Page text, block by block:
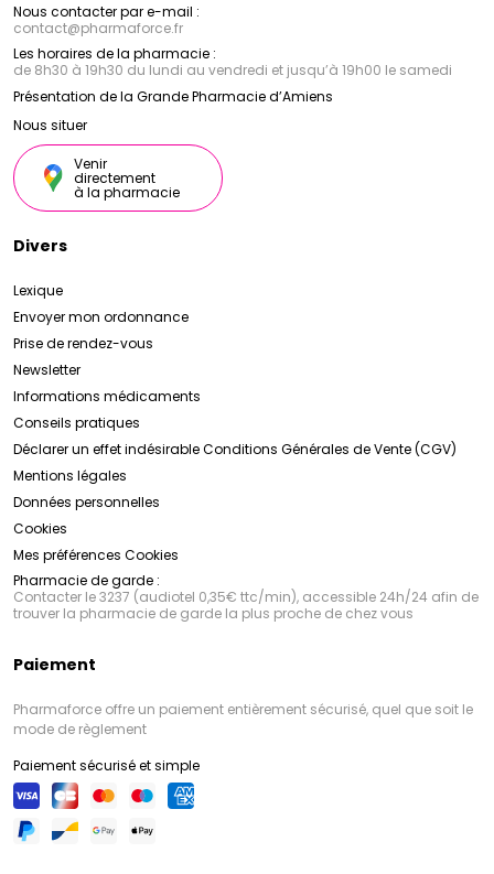
Nous contacter par e-mail :
contact@pharmaforce.fr
Les horaires de la pharmacie :
de 8h30 à 19h30 du lundi au vendredi et jusqu’à 19h00 le samedi
Présentation de la Grande Pharmacie d’Amiens
Nous situer
Venir
directement
à la pharmacie
Divers
Lexique
Envoyer mon ordonnance
Prise de rendez-vous
Newsletter
Informations médicaments
Conseils pratiques
Déclarer un effet indésirableConditions Générales de Vente (CGV)
Mentions légales
Données personnelles
Cookies
Mes préférences Cookies
Pharmacie de garde :
Contacter le 3237 (audiotel 0,35€ ttc/min), accessible 24h/24 afin de
trouver la pharmacie de garde la plus proche de chez vous
Paiement
Pharmaforce offre un paiement entièrement sécurisé, quel que soit le
mode de règlement
Paiement sécurisé et simple